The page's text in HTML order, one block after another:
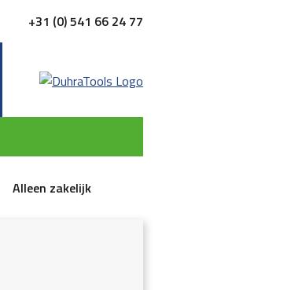
+31 (0) 541 66 24 77
Alleen zakelijk